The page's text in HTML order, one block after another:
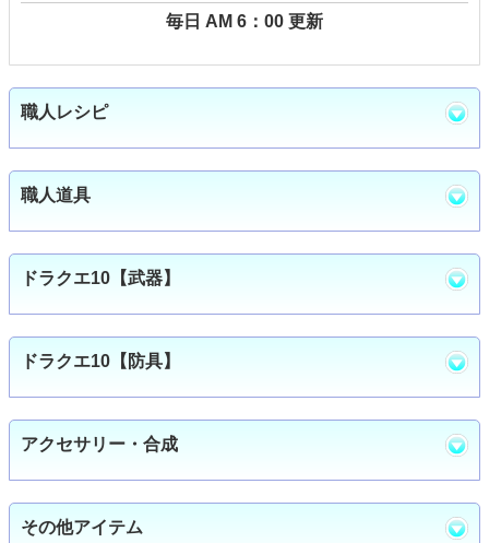
毎日 AM 6：00 更新
職人レシピ
職人道具
ドラクエ10【武器】
ドラクエ10【防具】
アクセサリー・合成
その他アイテム